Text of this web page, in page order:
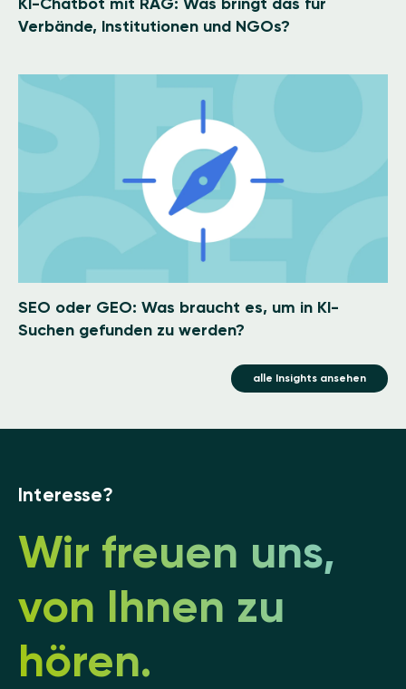
Verbände, Institutionen und NGOs?
SEO oder GEO: Was braucht es, um in KI-
Suchen gefunden zu werden?
alle Insights ansehen
Interesse?
Wir freuen uns,
von Ihnen zu
hören.